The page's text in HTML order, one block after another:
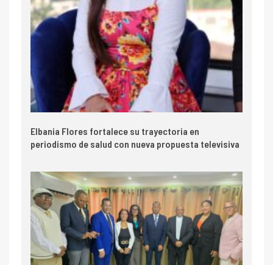
Elbania Flores fortalece su trayectoria en
periodismo de salud con nueva propuesta televisiva